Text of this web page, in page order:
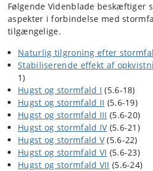
Følgende Videnblade beskæftiger
aspekter i forbindelse med
tilgængelige.
Naturlig tilgroning efter
Stabiliserende effekt af
1)
Hugst og stormfald I (5.6-18)
Hugst og stormfald II (5.6-19)
Hugst og stormfald III (5.6-20)
Hugst og stormfald IV(5.6-21)
Hugst og stormfald V(5.6-22)
Hugst og stormfald VI (5.6-23)
Hugst og stormfald VII (5.6-24)